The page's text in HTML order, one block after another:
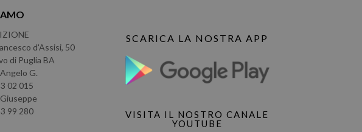
d'Assisi, 50
di Puglia BA
G.
02 015
99 280
SCARICA LA NOSTRA APP
VISITA IL NOSTRO CANALE
YOUTUBE